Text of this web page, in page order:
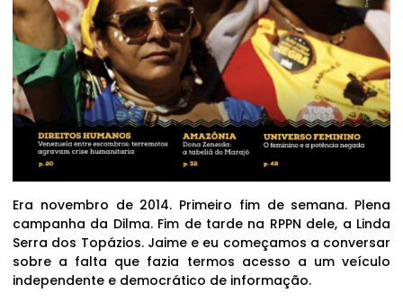
Era novembro de 2014. Primeiro fim de semana. Plena
campanha da Dilma. Fim de tarde na RPPN dele, a Linda
Serra dos Topázios. Jaime e eu começamos a conversar
sobre a falta que fazia termos acesso a um veículo
independente e democrático de informação.